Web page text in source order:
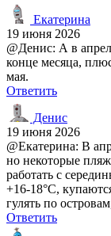
Екатерина
19 июня 2026
@Денис: А в
конце месяца,
мая.
Ответить
Денис
19 июня 2026
@Екатерина: В
но некоторые
работать с
+16-18°C,
гулять по
Ответить